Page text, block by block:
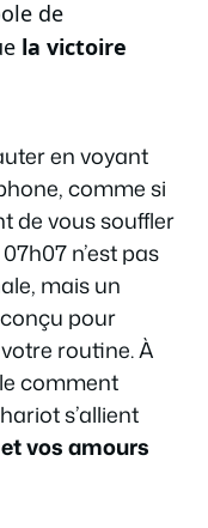
de
la victoire
en voyant
comme si
de vous souffler
n’est pas
mais un
pour
routine. À
comment
s’allient
vos amours